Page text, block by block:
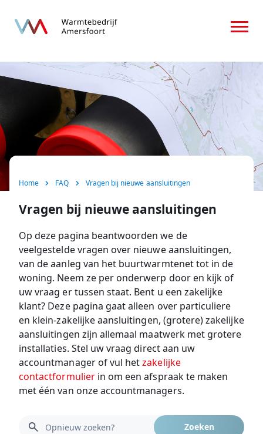
Home
Consument
Zakelijk
Contact
Home FAQ Vragen bij nieuwe aansluitingen
Vragen bij nieuwe aansluitingen
Op deze pagina beantwoorden we de
veelgestelde vragen over nieuwe aansluitingen,
van de aanleg van het buurtwarmtenet tot in de
woning. Neem ze per onderwerp door en kijk of
uw vraag er tussen staat. Bent u een zakelijke
klant? Deze pagina gaat alleen over particuliere
en klein-zakelijke aansluitingen, (grotere) zakelijke
aansluitingen zijn allemaal maatwerk met grotere
installaties. Stel uw vraag direct aan uw
accountmanager of vul hetzakelijke
contactformulierin om een afspraak te maken
met één van onze accountmanagers.